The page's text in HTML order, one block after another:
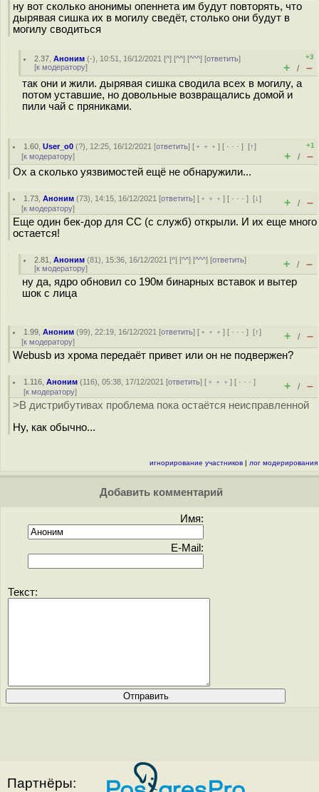
ну вот сколько анонимы опеннета им будут повторять, что
дырявая сишка их в могилу сведёт, столько они будут в
могилу сводиться
2.37 ,Аноним (-), 10:51, 16/12/2021 [^] [^^] [^^^] [ответить]
[к модератору]
+3
+ / –
так они и жили. дырявая сишка сводила всех в могилу, а
потом уставшие, но довольные возвращались домой и
пили чай с пряниками.
1.60 ,User_o0 (?), 12:25, 16/12/2021 [ответить] [ ﹢﹢﹢] [ · · ·][↑]
[к модератору]
+1
+ / –
Ох а сколько уязвимостей ещё не обнаружили...
1.73 ,Аноним (73), 14:15, 16/12/2021 [ответить] [ ﹢﹢﹢] [ · · ·][↓]
[к модератору] + / –
Еще один бек-дор для СС (с служб) открыли. И их еще много
остается!
2.81 ,Аноним (81), 15:36, 16/12/2021 [^] [^^] [^^^] [ответить]
[к модератору] + / –
ну да, ядро обновил со 190м бинарных вставок и вытер
шок с лица
1.99 ,Аноним (99), 22:19, 16/12/2021 [ответить] [ ﹢﹢﹢] [ · · ·][↑]
[к модератору] + / –
Webusb из хрома передаёт привет или он не подвержен?
1.116 ,Аноним (116), 05:38, 17/12/2021 [ответить] [ ﹢﹢﹢] [ · · ·]
[к модератору] + / –
>В дистрибутивах проблема пока остаётся неисправленной
Ну, как обычно...
игнорирование участников | лог модерирования
Добавить комментарий
Имя:
E-Mail:
Текст:
Партнёры: